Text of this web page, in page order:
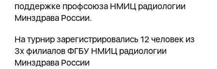
поддержке профсоюза НМИЦ радиологии
Минздрава России.
На турнир зарегистрировались 12 человек из
3х филиалов ФГБУ НМИЦ радиологии
Минздрава России